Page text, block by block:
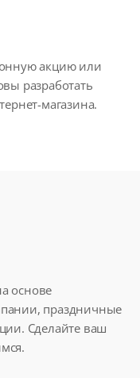
акцию или
разработать
магазина.
основе
праздничные
Сделайте ваш